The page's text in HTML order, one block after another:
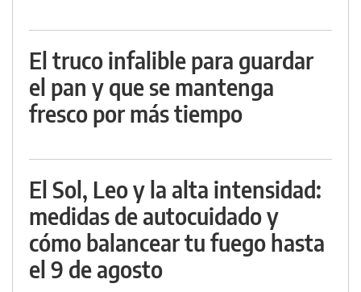
El truco infalible para guardar
el pan y que se mantenga
fresco por más tiempo
El Sol, Leo y la alta intensidad:
medidas de autocuidado y
cómo balancear tu fuego hasta
el 9 de agosto